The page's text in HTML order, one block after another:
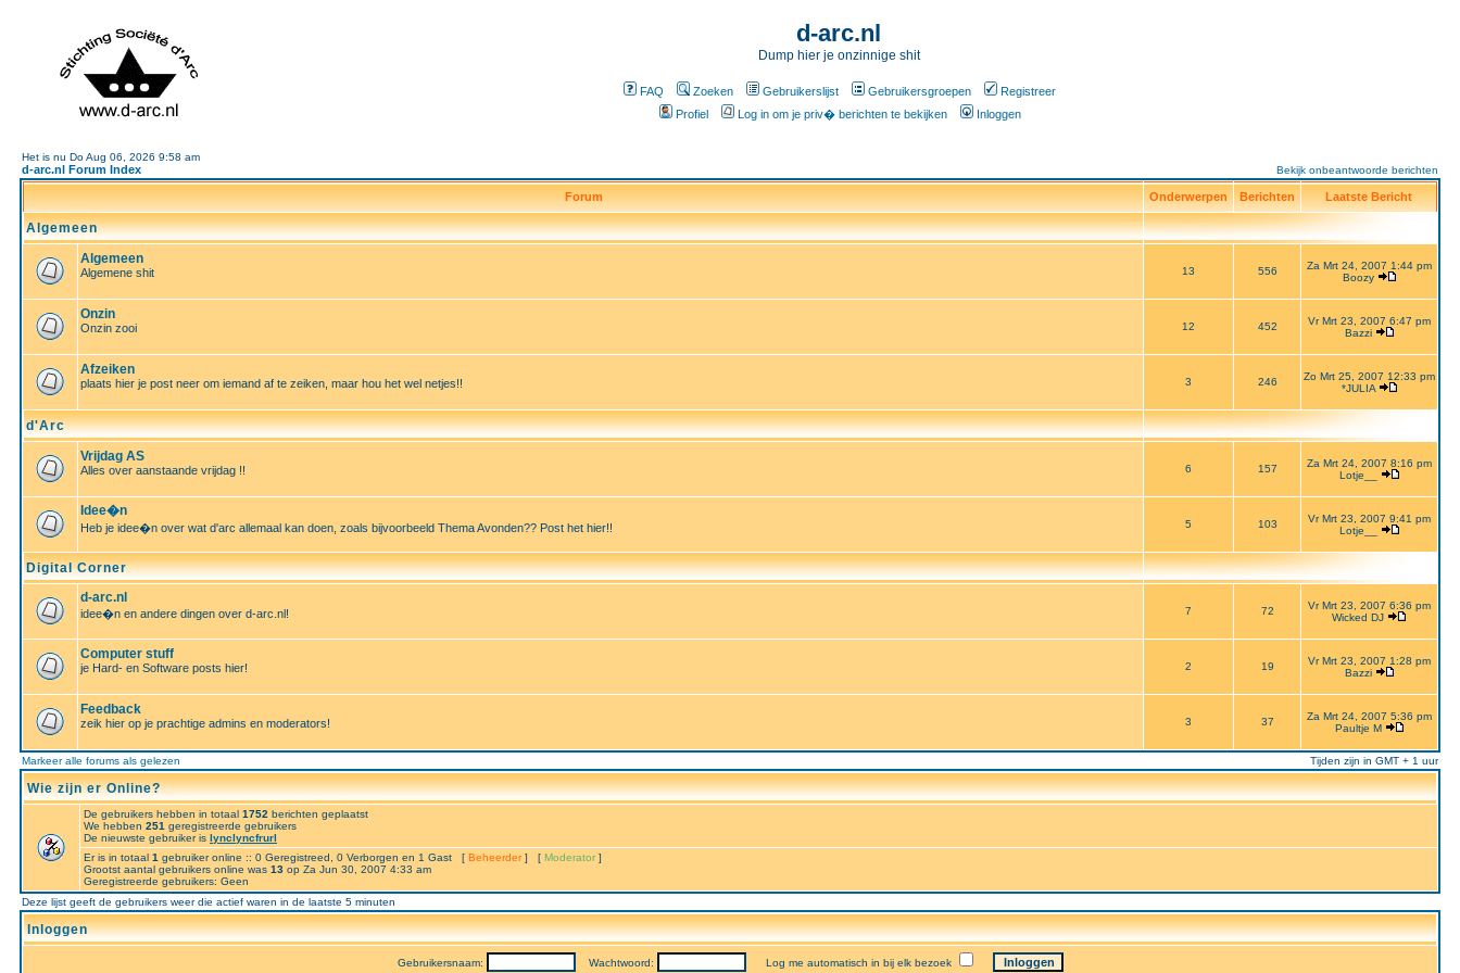
d-arc.nl
Dump hier je onzinnige shit
FAQ Zoeken Gebruikerslijst Gebruikersgroepen
Registreer
Profiel
Log in om je priv� berichten te bekijken Inloggen
Het is nu Do Aug 06, 2026 9:58 am
d-arc.nl Forum Index Bekijk onbeantwoorde berichten
Forum Onderwerpen Berichten Laatste Bericht
Algemeen
Algemeen
Algemene shit 13 556
Za Mrt 24, 2007 1:44 pm
Boozy
Onzin
Onzin zooi 12 452
Vr Mrt 23, 2007 6:47 pm
Bazzi
Afzeiken
plaats hier je post neer om iemand af te zeiken, maar hou het wel netjes!! 3 246
Zo Mrt 25, 2007 12:33 pm
*JULIA
d'Arc
Vrijdag AS
Alles over aanstaande vrijdag !! 6 157
Za Mrt 24, 2007 8:16 pm
Lotje__
Idee�n
Heb je idee�n over wat d'arc allemaal kan doen, zoals bijvoorbeeld Thema Avonden?? Post het hier!! 5 103
Vr Mrt 23, 2007 9:41 pm
Lotje__
Digital Corner
d-arc.nl
idee�n en andere dingen over d-arc.nl! 7 72
Vr Mrt 23, 2007 6:36 pm
Wicked DJ
Computer stuff
je Hard- en Software posts hier! 2 19
Vr Mrt 23, 2007 1:28 pm
Bazzi
Feedback
zeik hier op je prachtige admins en moderators! 3 37
Za Mrt 24, 2007 5:36 pm
Paultje M
Markeer alle forums als gelezen Tijden zijn in GMT + 1 uur
Wie zijn er Online?
De gebruikers hebben in totaal 1752 berichten geplaatst
We hebben 251 geregistreerde gebruikers
De nieuwste gebruiker is lynclyncfrurl
Er is in totaal 1 gebruiker online :: 0 Geregistreed, 0 Verborgen en 1 Gast [ Beheerder ] [ Moderator ]
Grootst aantal gebruikers online was 13 op Za Jun 30, 2007 4:33 am
Geregistreerde gebruikers: Geen
Deze lijst geeft de gebruikers weer die actief waren in de laatste 5 minuten
Inloggen
Gebruikersnaam: Wachtwoord: Log me automatisch in bij elk bezoek